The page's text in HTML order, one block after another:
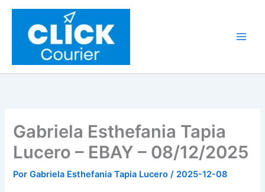
contenido
Gabriela Esthefania Tapia
Lucero – EBAY – 08/12/2025
PorGabriela Esthefania Tapia Lucero/ 2025-12-08